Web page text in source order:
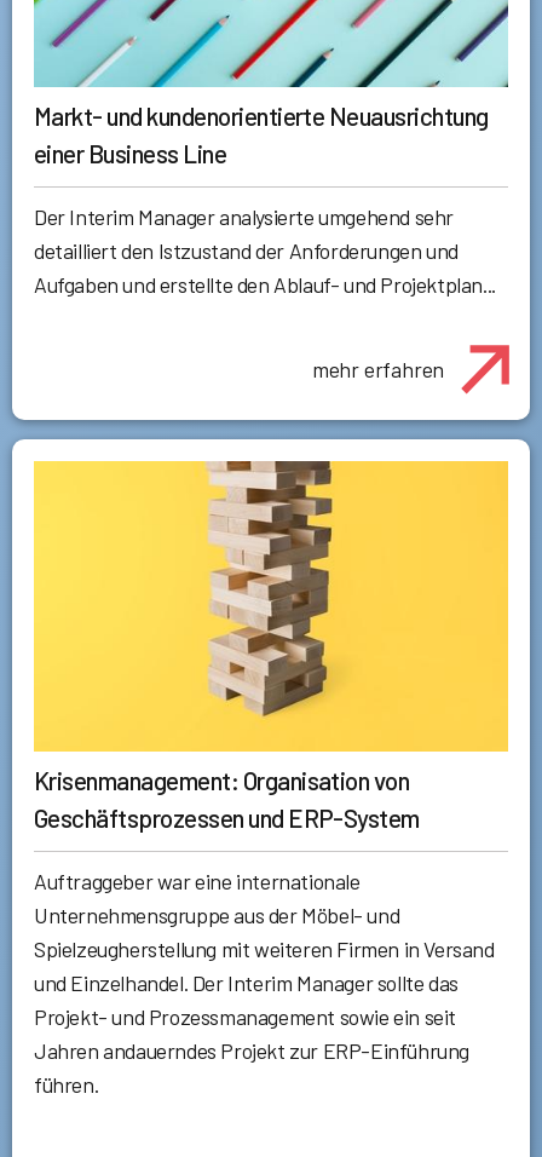
Markt- und kundenorientierte Neuausrichtung
einer Business Line
Der Interim Manager analysierte umgehend sehr
detailliert den Istzustand der Anforderungen und
Aufgaben und erstellte den Ablauf- und Projektplan...
mehr erfahren
Krisenmanagement: Organisation von
Geschäftsprozessen und ERP-System
Auftraggeber war eine internationale
Unternehmensgruppe aus der Möbel- und
Spielzeugherstellung mit weiteren Firmen in Versand
und Einzelhandel. Der Interim Manager sollte das
Projekt- und Prozessmanagement sowie ein seit
Jahren andauerndes Projekt zur ERP-Einführung
führen.